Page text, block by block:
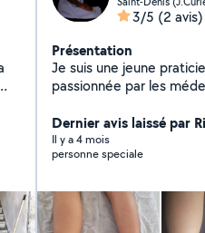
3/5 (2 avis)
Présentation
Je suis une jeune
passionnée par les
aux doigts longs,
la fois enveloppant et
méditative accompagne
propose un voyage
massages issus de
Dernier avis laissé par
Il y a 4 mois
personne speciale